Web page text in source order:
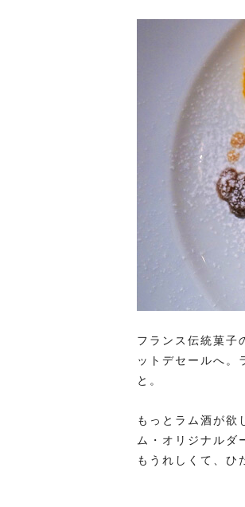
フランス伝統菓子
ットデセールへ。
と。
もっとラム酒が欲
ム・オリジナルダ
もうれしくて、ひ